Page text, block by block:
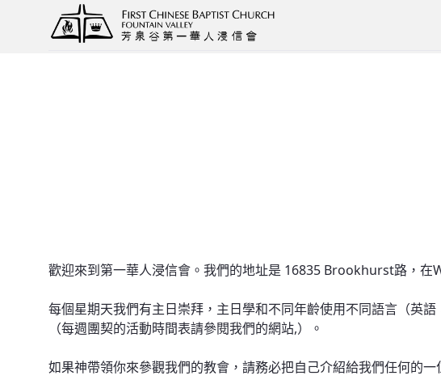
歡迎來到第一華人浸信會。我們的地址是 16835 Brookhurst路，
每個星期天我們有主日崇拜，主日學和不同年齡使用不同語言（英
（每週團契的活動時間表請參閱我們的網站,）。
如果神帶領你來參觀我們的教會，請務必把自己介紹給我們任何的